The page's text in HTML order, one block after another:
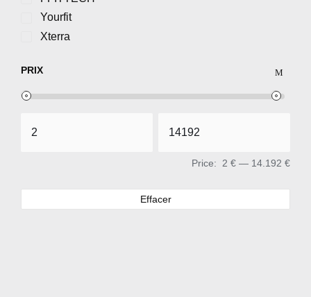
Yourfit
Xterra
PRIX
Price: 2 € — 14.192 €
Effacer